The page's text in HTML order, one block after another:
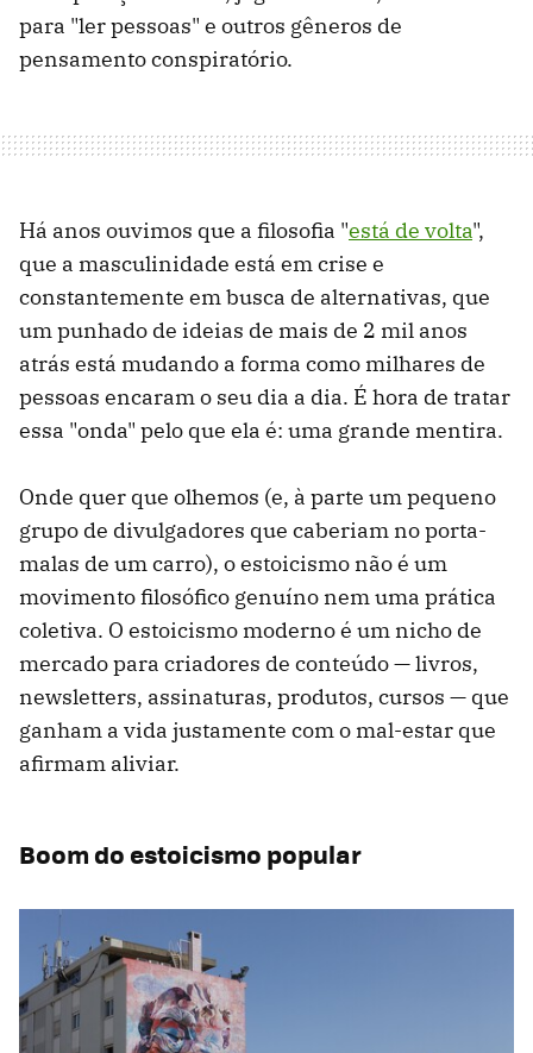
para "ler pessoas" e outros gêneros de
pensamento conspiratório.
Há anos ouvimos que a filosofia "está de volta",
que a masculinidade está em crise e
constantemente em busca de alternativas, que
um punhado de ideias de mais de 2 mil anos
atrás está mudando a forma como milhares de
pessoas encaram o seu dia a dia. É hora de tratar
essa "onda" pelo que ela é: uma grande mentira.
Onde quer que olhemos (e, à parte um pequeno
grupo de divulgadores que caberiam no porta-
malas de um carro), o estoicismo não é um
movimento filosófico genuíno nem uma prática
coletiva. O estoicismo moderno é um nicho de
mercado para criadores de conteúdo — livros,
newsletters, assinaturas, produtos, cursos — que
ganham a vida justamente com o mal-estar que
afirmam aliviar.
Boom do estoicismo popular